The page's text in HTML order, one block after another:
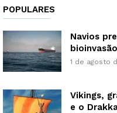
POPULARES
Navios
1 de agosto
Vikings,
e o